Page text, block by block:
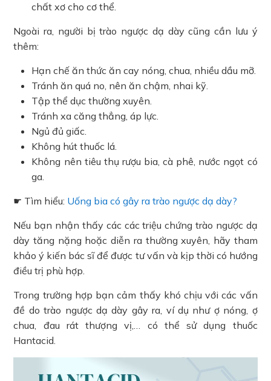
chất xơ cho cơ thể.
Ngoài ra, người bị trào ngược dạ dày cũng cần lưu ý
thêm:
Hạn chế ăn thức ăn cay nóng, chua, nhiều dầu mỡ.
Tránh ăn quá no, nên ăn chậm, nhai kỹ.
Tập thể dục thường xuyên.
Tránh xa căng thẳng, áp lực.
Ngủ đủ giấc.
Không hút thuốc lá.
Không nên tiêu thụ rượu bia, cà phê, nước ngọt có
ga.
☛ Tìm hiểu: Uống bia có gây ra trào ngược dạ dày?
Nếu bạn nhận thấy các các triệu chứng trào ngược dạ
dày tăng nặng hoặc diễn ra thường xuyên, hãy tham
khảo ý kiến bác sĩ để được tư vấn và kịp thời có hướng
điều trị phù hợp.
Trong trường hợp bạn cảm thấy khó chịu với các vấn
đề do trào ngược dạ dày gây ra, ví dụ như ợ nóng, ợ
chua, đau rát thượng vị,… có thể sử dụng thuốc
Hantacid.